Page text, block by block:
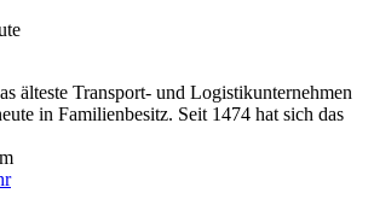
älteste Transport- und Logistikunternehmen
in Familienbesitz. Seit 1474 hat sich das